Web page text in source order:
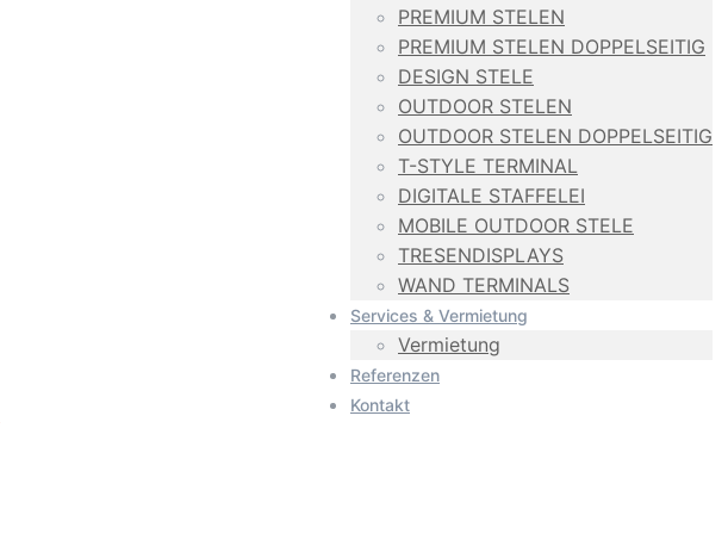
PREMIUM STELEN
PREMIUM STELEN DOPPELSEITIG
DESIGN STELE
OUTDOOR STELEN
OUTDOOR STELEN DOPPELSEITIG
T-STYLE TERMINAL
DIGITALE STAFFELEI
MOBILE OUTDOOR STELE
TRESENDISPLAYS
WAND TERMINALS
Services & Vermietung
Vermietung
Referenzen
Kontakt